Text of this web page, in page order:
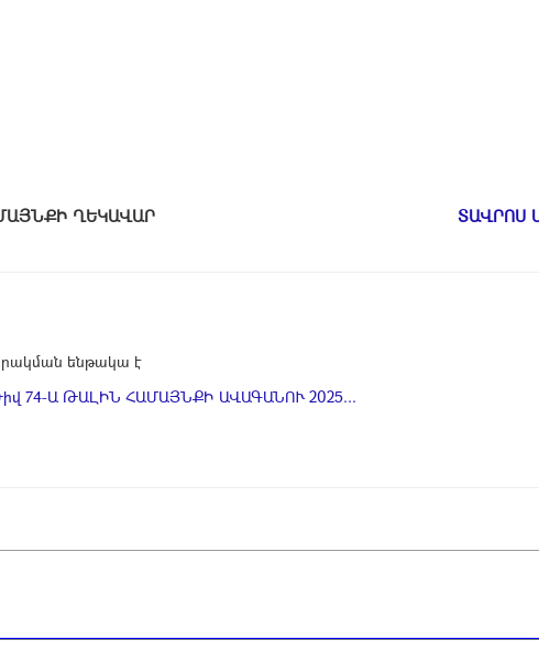
ՂԵԿԱՎԱՐ ՏԱՎՐՈՍ
ենթակա է
74-Ա ԹԱԼԻՆ ՀԱՄԱՅՆՔԻ ԱՎԱԳԱՆՈՒ 2025...